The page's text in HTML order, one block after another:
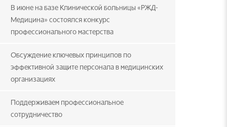
В июне на базе Клинической больницы «РЖД-
Медицина» состоялся конкурс
профессионального мастерства
Обсуждение ключевых принципов по
эффективной защите персонала в медицинских
организациях
Поддерживаем профессиональное
сотрудничество